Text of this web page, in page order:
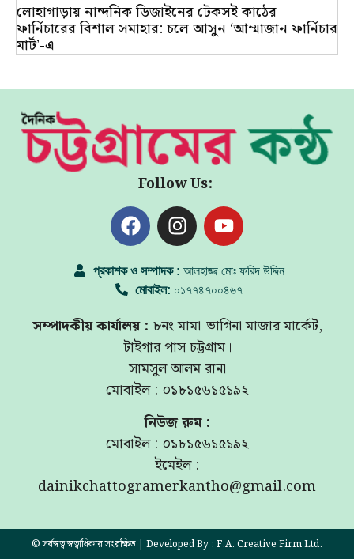
লোহাগাড়ায় নান্দনিক ডিজাইনের টেকসই কাঠের
ফার্নিচারের বিশাল সমাহার: চলে আসুন ‘আম্মাজান ফার্নিচার
মার্ট’-এ
Follow Us:
প্রকাশক ও সম্পাদক : আলহাজ্জ মোঃ ফরিদ উদ্দিন
মোবাইল: ০১৭৭৪৭০০৪৬৭
সম্পাদকীয় কার্যালয় : ৮নং মামা-ভাগিনা মাজার মার্কেট,
টাইগার পাস চট্টগ্রাম।
সামসুল আলম রানা
মোবাইল : ০১৮১৫৬১৫১৯২
নিউজ রুম :
মোবাইল : ০১৮১৫৬১৫১৯২
ইমেইল :
dainikchattogramerkantho@gmail.com
© সর্বস্বত্ব স্বত্বাধিকার সংরক্ষিত | Developed By : F.A. Creative Firm Ltd.